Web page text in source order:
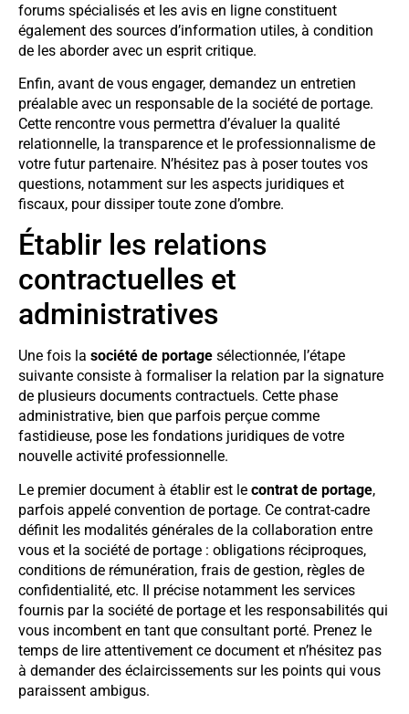
forums spécialisés et les avis en ligne constituent
également des sources d’information utiles, à condition
de les aborder avec un esprit critique.
Enfin, avant de vous engager, demandez un entretien
préalable avec un responsable de la société de portage.
Cette rencontre vous permettra d’évaluer la qualité
relationnelle, la transparence et le professionnalisme de
votre futur partenaire. N’hésitez pas à poser toutes vos
questions, notamment sur les aspects juridiques et
fiscaux, pour dissiper toute zone d’ombre.
Établir les relations
contractuelles et
administratives
Une fois la société de portage sélectionnée, l’étape
suivante consiste à formaliser la relation par la signature
de plusieurs documents contractuels. Cette phase
administrative, bien que parfois perçue comme
fastidieuse, pose les fondations juridiques de votre
nouvelle activité professionnelle.
Le premier document à établir est le contrat de portage,
parfois appelé convention de portage. Ce contrat-cadre
définit les modalités générales de la collaboration entre
vous et la société de portage : obligations réciproques,
conditions de rémunération, frais de gestion, règles de
confidentialité, etc. Il précise notamment les services
fournis par la société de portage et les responsabilités qui
vous incombent en tant que consultant porté. Prenez le
temps de lire attentivement ce document et n’hésitez pas
à demander des éclaircissements sur les points qui vous
paraissent ambigus.